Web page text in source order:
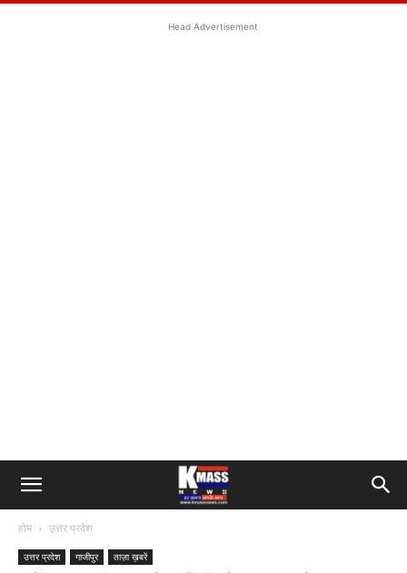
Head Advertisement
होम उत्तर प्रदेश
उत्तर प्रदेश गाजीपुर ताज़ा ख़बरें